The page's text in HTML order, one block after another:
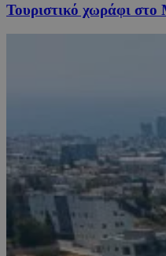
Τουριστικό χωράφι